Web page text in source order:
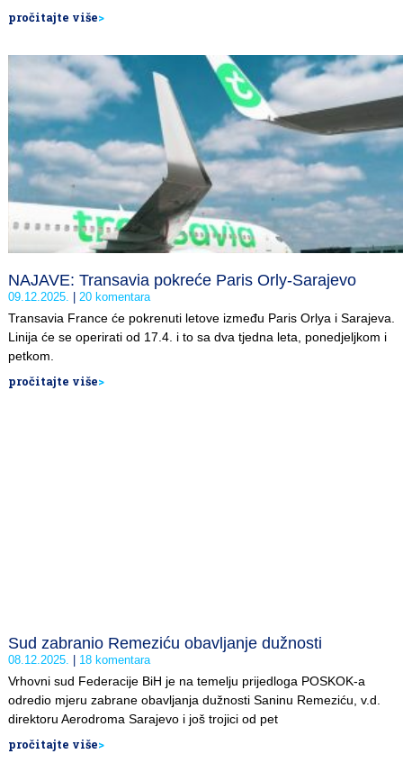
pročitajte više>
NAJAVE: Transavia pokreće Paris Orly-Sarajevo
09.12.2025. 20 komentara
Transavia France će pokrenuti letove između Paris Orlya i Sarajeva.
Linija će se operirati od 17.4. i to sa dva tjedna leta, ponedjeljkom i
petkom.
pročitajte više>
Sud zabranio Remeziću obavljanje dužnosti
08.12.2025. 18 komentara
Vrhovni sud Federacije BiH je na temelju prijedloga POSKOK-a
odredio mjeru zabrane obavljanja dužnosti Saninu Remeziću, v.d.
direktoru Aerodroma Sarajevo i još trojici od pet
pročitajte više>